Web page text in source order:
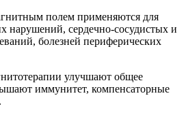
полем применяются для
нарушений, сердечно-сосудистых и
болезней периферических
улучшают общее
иммунитет, компенсаторные